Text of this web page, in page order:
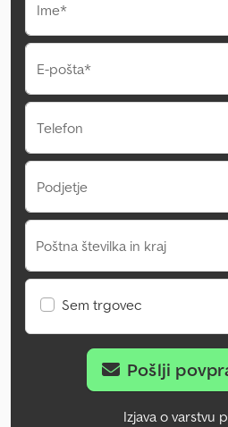
Ime*
E-pošta*
Telefon
Podjetje
Poštna številka in kraj
Sem trgovec
Pošlji
Izjava o varstvu